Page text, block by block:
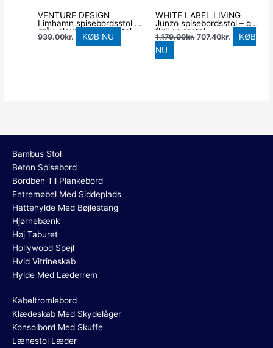
VENTURE DESIGN
Limhamn spisebordsstol –
grå velour og sort metal
939.00kr. KØB NU
WHITE LABEL LIVING
Junzo spisebordsstol – grå
fløjl og metal
1,179.00kr. 707.40kr.
KØB
NU
Bambus Stol
Beton Spisebord
Bordben Til Plankebord
Entremøbel Med Siddeplads
Hattehylde Med Bøjlestang
Hjørnebænk
Høj Taburet
Hollywood Spejl
Hvid Vitrineskab
Hylde Med Læderrem
Kabeltromlebord
Klædeskab Med Skydelåger
Konsolbord Med Skuffe
Lænestol Læder